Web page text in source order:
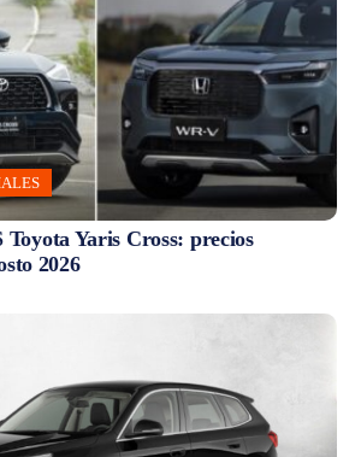
Yaris Cross: precios
2026